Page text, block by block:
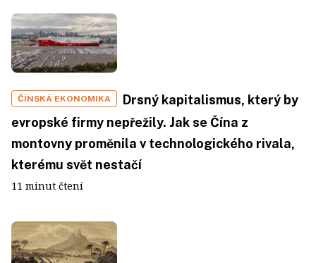
ČÍNSKÁ EKONOMIKA
Drsný kapitalismus, který by
evropské firmy nepřežily. Jak se Čína z
montovny proměnila v technologického rivala,
kterému svět nestačí
11 minut čtení